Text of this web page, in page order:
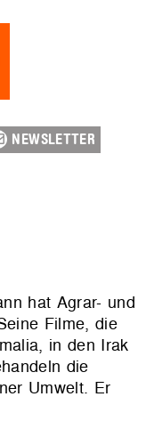
NEWSLETTER
hat Agrar- und
Filme, die
in den Irak
die
Umwelt. Er